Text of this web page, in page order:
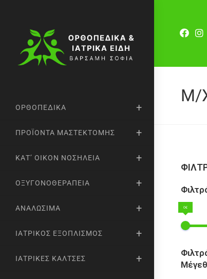
ΟΡΘΟΠΕΔΙΚΆ
ΠΡΟΪΌΝΤΑ ΜΑΣΤΕΚΤΟΜΉΣ
ΚΑΤ’ ΟΊΚΟΝ ΝΟΣΗΛΕΊΑ
ΟΞΥΓΟΝΟΘΕΡΑΠΕΊΑ
ΑΝΑΛΏΣΙΜΑ
ΙΑΤΡΙΚΌΣ ΕΞΟΠΛΙΣΜΌΣ
ΙΑΤΡΙΚΈΣ ΚΆΛΤΣΕΣ
M/
0€